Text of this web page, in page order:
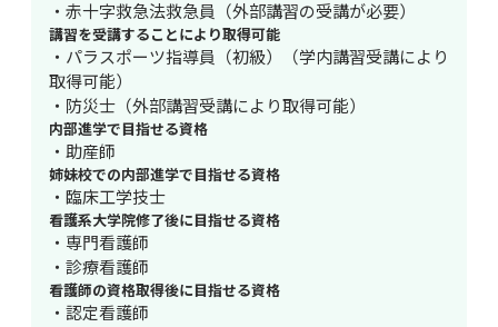
・赤十字救急法救急員（外部講習の受講が必要）
講習を受講することにより取得可能
・パラスポーツ指導員（初級）（学内講習受講により
取得可能）
・防災士（外部講習受講により取得可能）
内部進学で目指せる資格
・助産師
姉妹校での内部進学で目指せる資格
・臨床工学技士
看護系大学院修了後に目指せる資格
・専門看護師
・診療看護師
看護師の資格取得後に目指せる資格
・認定看護師